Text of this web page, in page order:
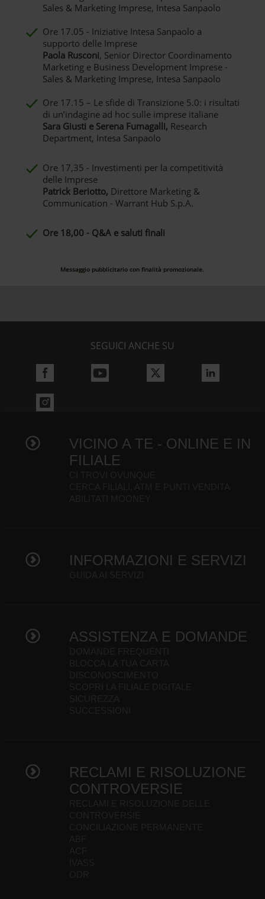
Sales & Marketing Imprese, Intesa Sanpaolo
Ore 17.05 - Iniziative Intesa Sanpaolo a
supporto delle Imprese
Paola Rusconi, Senior Director Coordinamento
Marketing e Business Development Imprese -
Sales & Marketing Imprese, Intesa Sanpaolo
Ore 17.15 – Le sfide di Transizione 5.0: i risultati
di un’indagine ad hoc sulle imprese italiane
Sara Giusti e Serena Fumagalli, Research
Department, Intesa Sanpaolo
Ore 17,35 - Investimenti per la competitività
delle Imprese
Patrick Beriotto, Direttore Marketing &
Communication - Warrant Hub S.p.A.
Ore 18,00 - Q&A e saluti finali
Messaggio pubblicitario con finalità promozionale.
SEGUICI ANCHE SU
VICINO A TE - ONLINE E IN
FILIALE
INFORMAZIONI E SERVIZI
ASSISTENZA E DOMANDE
RECLAMI E RISOLUZIONE
CONTROVERSIE